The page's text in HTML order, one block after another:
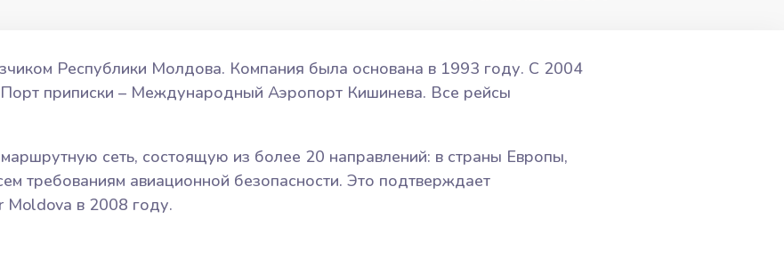
Республики Молдова. Компания была основана в 1993 году. С 2004
приписки – Международный Аэропорт Кишинева. Все рейсы
сеть, состоящую из более 20 направлений: в страны Европы,
требованиям авиационной безопасности. Это подтверждает
Moldova в 2008 году.